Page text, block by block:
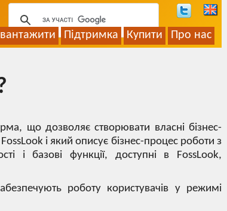
Підтримка Купити Про нас
що дозволяє створювати власні бізнес-
і який описує бізнес-процес роботи з
і базові функції, доступні в FossLook,
роботу користувачів у режимі